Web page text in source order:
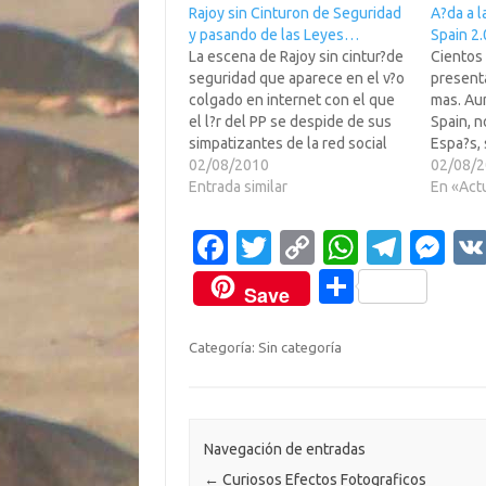
Rajoy sin Cinturon de Seguridad
y pasando de las Leyes…
La escena de Rajoy sin cintur?de
seguridad que aparece en el v?o
colgado en internet con el que
el l?r del PP se despide de sus
simpatizantes de la red social
Facebook antes de irse unos d?
de vacaciones a Galicia. Estaba
su Iphone…
02/08/2010
Entrada similar
A?da a
Spain
Cientos
mas.
Spain,
esta en
no
02/08/
En
Fa
c
e
b
k
T
w
it
te
C
o
p
y
k
W
h
at
p
T
el
e
M
Save
C
ti
Categoría: Sin categoría
Navegación de entradas
← Curiosos Efectos Fotograficos